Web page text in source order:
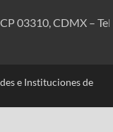
03310, CDMX –
e Instituciones de